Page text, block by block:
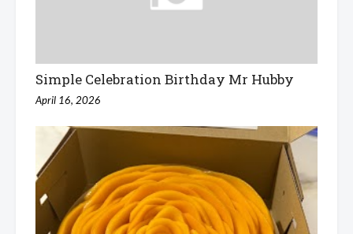
Simple Celebration Birthday Mr Hubby
April 16, 2026